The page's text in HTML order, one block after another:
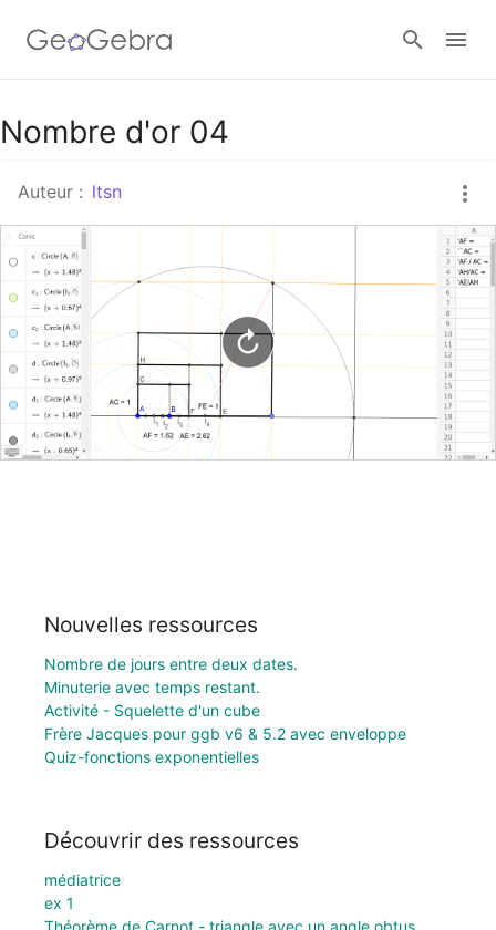
Google Classroom
Classe GeoGebra
Se connecter
Nombre d'or 04
Auteur : ltsn
Nouvelles ressources
Nombre de jours entre deux dates.
Minuterie avec temps restant.
Activité - Squelette d'un cube
Frère Jacques pour ggb v6 & 5.2 avec enveloppe
Quiz-fonctions exponentielles
Découvrir des ressources
médiatrice
ex 1